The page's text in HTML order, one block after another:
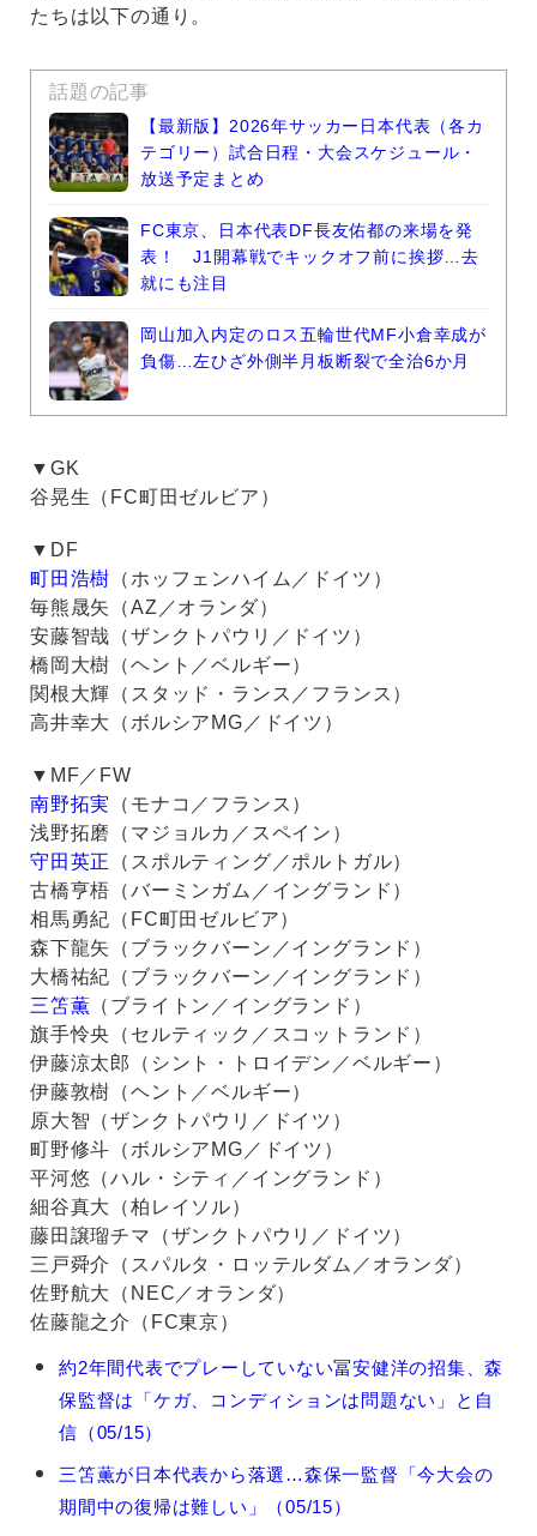
たちは以下の通り。
話題の記事
【最新版】2026年サッカー日本代表（各カ
テゴリー）試合日程・大会スケジュール・
放送予定まとめ
FC東京、日本代表DF長友佑都の来場を発
表！ J1開幕戦でキックオフ前に挨拶…去
就にも注目
岡山加入内定のロス五輪世代MF小倉幸成が
負傷…左ひざ外側半月板断裂で全治6か月
▼GK
谷晃生（FC町田ゼルビア）
▼DF
町田浩樹 （ホッフェンハイム／ドイツ）
毎熊晟矢（AZ／オランダ）
安藤智哉（ザンクトパウリ／ドイツ）
橋岡大樹（ヘント／ベルギー）
関根大輝（スタッド・ランス／フランス）
高井幸大（ボルシアMG／ドイツ）
▼MF／FW
南野拓実
（モナコ／フランス）
浅野拓磨（マジョルカ／スペイン）
守田英正
（スポルティング／ポルトガル）
古橋亨梧（バーミンガム／イングランド）
相馬勇紀（FC町田ゼルビア）
森下龍矢（ブラックバーン／イングランド）
大橋祐紀（ブラックバーン／イングランド）
三笘薫 （ブライトン／イングランド）
旗手怜央（セルティック／スコットランド）
伊藤涼太郎（シント・トロイデン／ベルギー）
伊藤敦樹（ヘント／ベルギー）
原大智（ザンクトパウリ／ドイツ）
町野修斗（ボルシアMG／ドイツ）
平河悠（ハル・シティ／イングランド）
細谷真大（柏レイソル）
藤田譲瑠チマ（ザンクトパウリ／ドイツ）
三戸舜介（スパルタ・ロッテルダム／オランダ）
佐野航大（NEC／オランダ）
佐藤龍之介（FC東京）
森
連
約2年間代表でプレーしていない冨安健洋の招集、森
保監督は「ケガ、コンディションは問題ない」と自
信（05/15）
三笘薫が日本代表から落選…森保一監督「今大会の
期間中の復帰は難しい」（05/15）